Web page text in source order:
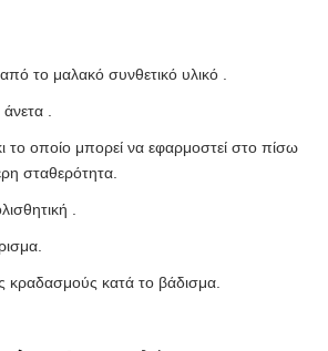
τo μαλακό συνθετικό υλικό .
πολύ άνετα .
το οποίο μπορεί να εφαρμοστεί στο πίσω
σταθερότητα.
.
κατά το βάδισμα.